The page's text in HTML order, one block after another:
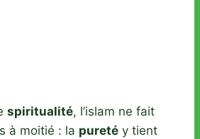
spiritualité, l’islam ne fait
à moitié : la pureté y tient